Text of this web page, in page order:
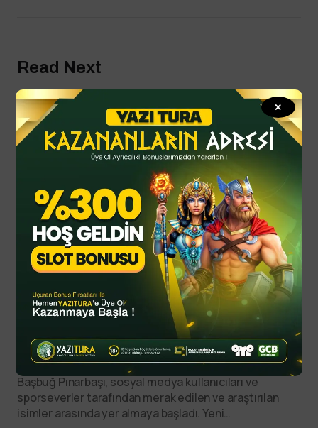
✕
Read Next
YTSPOR
Haziran 24, 2025
Başbuğ Pınarbaşı kimdir? Yeni
PFDK Başkanı Başbuğ
Pınarbaşı’nın hayatı
Başbuğ Pınarbaşı, sosyal medya kullanıcıları ve
sporseverler tarafından merak edilen ve araştırılan
isimler arasında yer almaya başladı. Yeni…